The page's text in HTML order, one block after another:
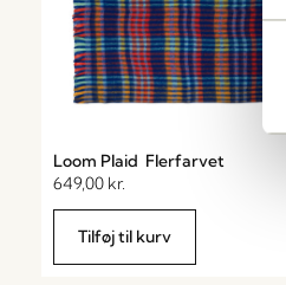
Loom Plaid Flerfarvet
649,00 kr.
Tilføj til kurv